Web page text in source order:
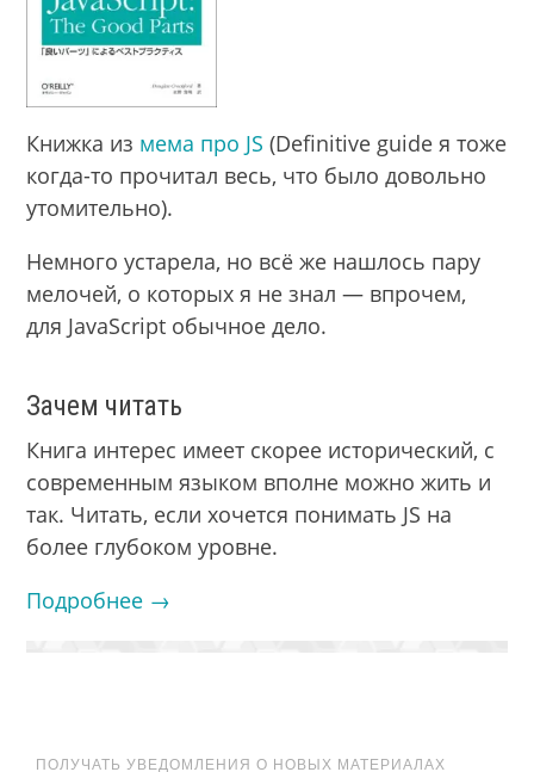
Книжка из мема про JS (Definitive guide я тоже
когда-то прочитал весь, что было довольно
утомительно).
Немного устарела, но всё же нашлось пару
мелочей, о которых я не знал — впрочем,
для JavaScript обычное дело.
Зачем читать
Книга интерес имеет скорее исторический, с
современным языком вполне можно жить и
так. Читать, если хочется понимать JS на
более глубоком уровне.
Подробнее →
ПОЛУЧАТЬ УВЕДОМЛЕНИЯ О НОВЫХ МАТЕРИАЛАХ